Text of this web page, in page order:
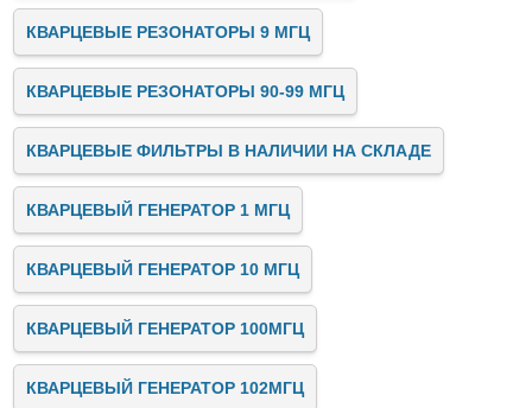
КВАРЦЕВЫЕ РЕЗОНАТОРЫ 9 МГЦ
КВАРЦЕВЫЕ РЕЗОНАТОРЫ 90-99 МГЦ
КВАРЦЕВЫЕ ФИЛЬТРЫ В НАЛИЧИИ НА СКЛАДЕ
КВАРЦЕВЫЙ ГЕНЕРАТОР 1 МГЦ
КВАРЦЕВЫЙ ГЕНЕРАТОР 10 МГЦ
КВАРЦЕВЫЙ ГЕНЕРАТОР 100МГЦ
КВАРЦЕВЫЙ ГЕНЕРАТОР 102МГЦ